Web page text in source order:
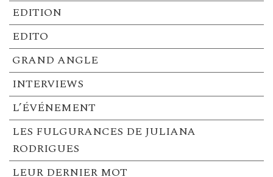
EDITION
EDITO
GRAND ANGLE
INTERVIEWS
L’ÉVÉNEMENT
LES FULGURANCES DE JULIANA
RODRIGUES
LEUR DERNIER MOT